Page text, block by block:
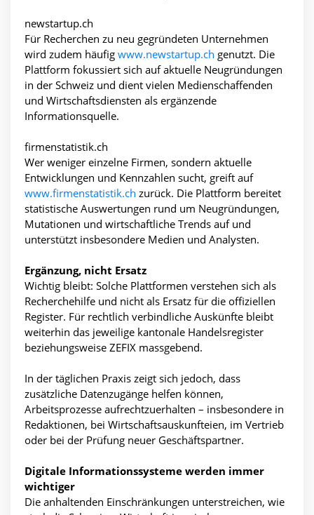
newstartup.ch
Für Recherchen zu neu gegründeten Unternehmen
wird zudem häufig www.newstartup.ch genutzt. Die
Plattform fokussiert sich auf aktuelle Neugründungen
in der Schweiz und dient vielen Medienschaffenden
und Wirtschaftsdiensten als ergänzende
Informationsquelle.
firmenstatistik.ch
Wer weniger einzelne Firmen, sondern aktuelle
Entwicklungen und Kennzahlen sucht, greift auf
www.firmenstatistik.ch zurück. Die Plattform bereitet
statistische Auswertungen rund um Neugründungen,
Mutationen und wirtschaftliche Trends auf und
unterstützt insbesondere Medien und Analysten.
Ergänzung, nicht Ersatz
Wichtig bleibt: Solche Plattformen verstehen sich als
Recherchehilfe und nicht als Ersatz für die offiziellen
Register. Für rechtlich verbindliche Auskünfte bleibt
weiterhin das jeweilige kantonale Handelsregister
beziehungsweise ZEFIX massgebend.
In der täglichen Praxis zeigt sich jedoch, dass
zusätzliche Datenzugänge helfen können,
Arbeitsprozesse aufrechtzuerhalten – insbesondere in
Redaktionen, bei Wirtschaftsauskunfteien, im Vertrieb
oder bei der Prüfung neuer Geschäftspartner.
Digitale Informationssysteme werden immer
wichtiger
Die anhaltenden Einschränkungen unterstreichen, wie